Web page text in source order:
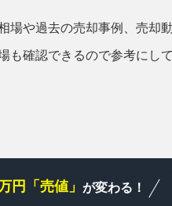
場や過去の売却事例、売却
も確認できるので参考にし
円「売値」 が変わる！